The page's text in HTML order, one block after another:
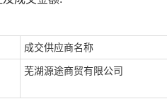
成交供应商名称
芜湖源途商贸有限公司